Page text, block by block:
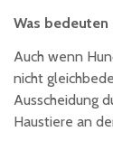
Was
Auch wenn
nicht
Ausscheidung
Haustiere an